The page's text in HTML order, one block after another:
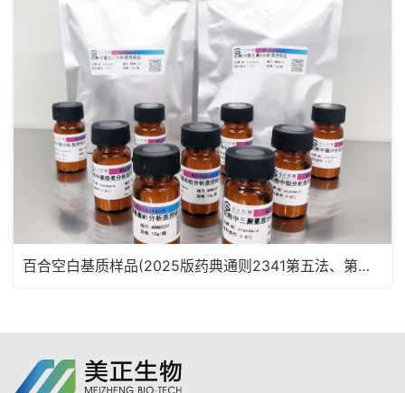
百合空白基质样品(2025版药典通则2341第五法、第六法)MRM2180